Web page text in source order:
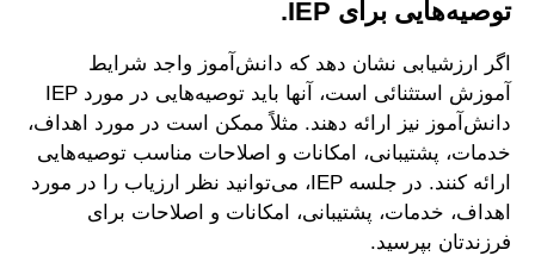
توصیه‌هایی برای IEP.
اگر ارزشیابی نشان ‌دهد که دانش‌آموز واجد شرایط
آموزش استثنائی است، آنها باید توصیه‌هایی در مورد IEP
دانش‌آموز نیز ارائه دهند. مثلاً ممکن است در مورد اهداف،
خدمات، پشتیبانی، امکانات و اصلاحات مناسب توصیه‌هایی
ارائه کنند. در جلسه IEP، می‌توانید نظر ارزیاب را در مورد
اهداف، خدمات، پشتیبانی، امکانات و اصلاحات برای
فرزندتان بپرسید.